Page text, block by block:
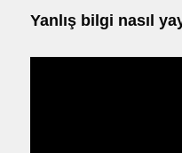
Yanlış bilgi nasıl